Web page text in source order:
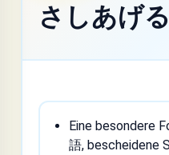
さしあげる
Eine besondere
語, bescheidene